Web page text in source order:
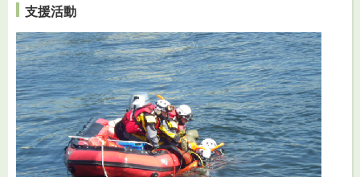
支援活動